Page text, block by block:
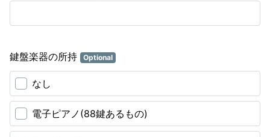
鍵盤楽器の所持 Optional
なし
電子ピアノ(88鍵あるもの)